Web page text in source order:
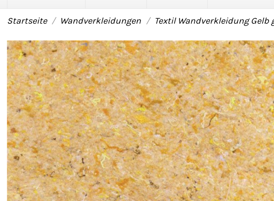
Startseite Wandverkleidungen Textil Wandverkleidung Gelb